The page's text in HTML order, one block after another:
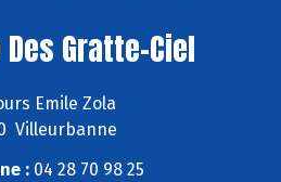
Gratte-Ciel
Emile Zola
Villeurbanne
:04 28 70 98 25